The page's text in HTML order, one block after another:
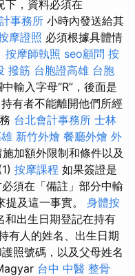
下，資料必須在
事務所 小時內發送給其
摩證照 必須根據具體情
按摩師執照 seo顧問 按
撥筋 台胞證高雄 台胞
輸入字母“R”，後面是
有者不能離開他們所經
台北會計事務所 士林
新竹外燴 餐廳外燴 外
加額外限制和條件以及
按摩課程 如果簽證是
須在「備註」部分中輸
提及這一事實。 身體按
和出生日期登記在持有
有人的姓名、出生日期
照號碼，以及父母姓名
台中 中醫 整骨